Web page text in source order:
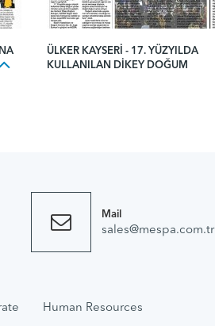
ÜLKER KAYSERI - 17. YÜZYILDA
KULLANILAN DIKEY DOĞUM
Mail
sales@mespa.com.tr
Human Resources